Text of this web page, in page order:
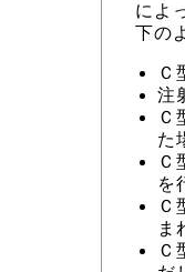
によ
下の
Ｃ
注
Ｃ
た
Ｃ
を
Ｃ
ま
Ｃ